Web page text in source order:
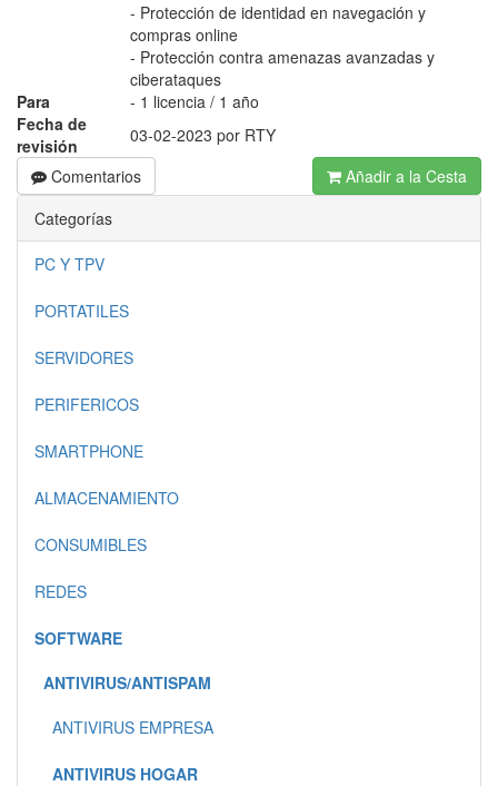
- Protección de identidad en navegación y
compras online
- Protección contra amenazas avanzadas y
ciberataques
Para
- 1 licencia / 1 año
Fecha de
revisión
03-02-2023 por RTY
Comentarios
Añadir a la Cesta
Categorías
PC Y TPV
PORTATILES
SERVIDORES
PERIFERICOS
SMARTPHONE
ALMACENAMIENTO
CONSUMIBLES
REDES
SOFTWARE
ANTIVIRUS/ANTISPAM
ANTIVIRUS EMPRESA
ANTIVIRUS HOGAR